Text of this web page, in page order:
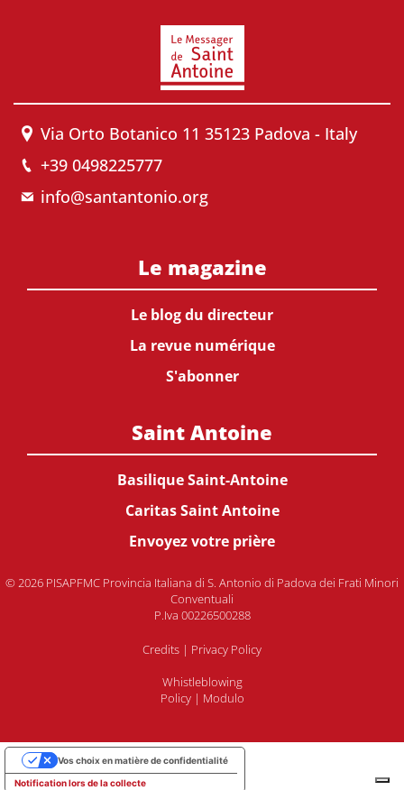
Via Orto Botanico 11 35123 Padova - Italy
+39 0498225777
info@santantonio.org
Le magazine
Le blog du directeur
La revue numérique
S'abonner
Saint Antoine
Basilique Saint-Antoine
Caritas Saint Antoine
Envoyez votre prière
© 2026 PISAPFMC Provincia Italiana di S. Antonio di Padova dei Frati Minori
Conventuali
P.Iva 00226500288
Credits | Privacy Policy
Whistleblowing
Policy| Modulo
Notification lors de la collecte
Vos choix en matière de confidentialité